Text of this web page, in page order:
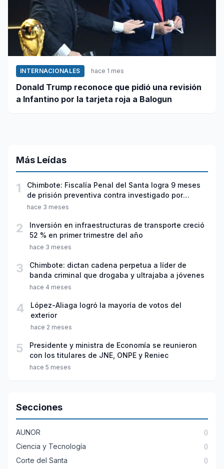
INTERNACIONALES hace 1 mes
Donald Trump reconoce que pidió una revisión
a Infantino por la tarjeta roja a Balogun
Más Leídas
1
Chimbote: Fiscalía Penal del Santa logra 9 meses
de prisión preventiva contra investigado por
violación sexual y tentativa de feminicidio
hace 3 meses
2
Inversión en infraestructuras de transporte creció
52 % en primer trimestre del año
hace 3 meses
3
Chimbote: dictan cadena perpetua a líder de
banda criminal que drogaba y ultrajaba a jóvenes
hace 4 meses
4
López-Aliaga logró la mayoría de votos del
exterior
hace 2 meses
5
Presidente y ministra de Economía se reunieron
con los titulares de JNE, ONPE y Reniec
hace 5 meses
Secciones
AUNOR ()
Ciencia y Tecnología ()
Corte del Santa ()